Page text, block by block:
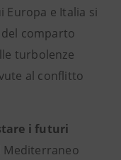
Europa e Italia si
comparto
turbolenze
al conflitto
i futuri
Mediterraneo